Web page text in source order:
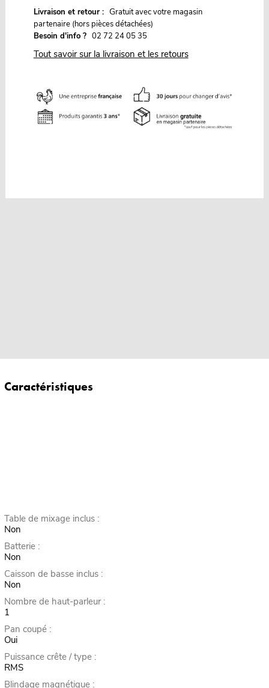
Livraison et retour : Gratuit avec votre magasin
partenaire (hors pièces détachées)
Besoin d'info ? 02 72 24 05 35
Tout savoir sur la livraison et les retours
Caractéristiques
Table de mixage inclus :
Non
Batterie :
Non
Caisson de basse inclus :
Non
Nombre de haut-parleur :
1
Pan coupé :
Oui
Puissance crête / type :
RMS
Blindage magnétique :